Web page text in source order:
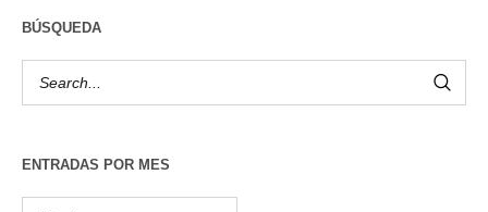
BÚSQUEDA
ENTRADAS POR MES